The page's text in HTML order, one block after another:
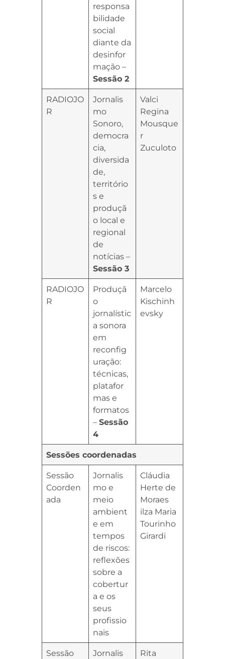
responsa
bilidade
social
diante da
desinfor
mação –
Sessão 2
RADIOJO
R
Jornalis
mo
Sonoro,
democra
cia,
diversida
de,
território
s e
produçã
o local e
regional
de
notícias –
Sessão 3
Valci
Regina
Mousque
r
Zuculoto
RADIOJO
R
Produçã
o
jornalístic
a sonora
em
reconfig
uração:
técnicas,
platafor
mas e
formatos
– Sessão
4
Marcelo
Kischinh
evsky
Sessões coordenadas
Sessão
Coorden
ada
Jornalis
mo e
meio
ambient
e em
tempos
de riscos:
reflexões
sobre a
cobertur
a e os
seus
profissio
nais
Cláudia
Herte de
Moraes
ilza Maria
Tourinho
Girardi
Sessão
Jornalis
Rita